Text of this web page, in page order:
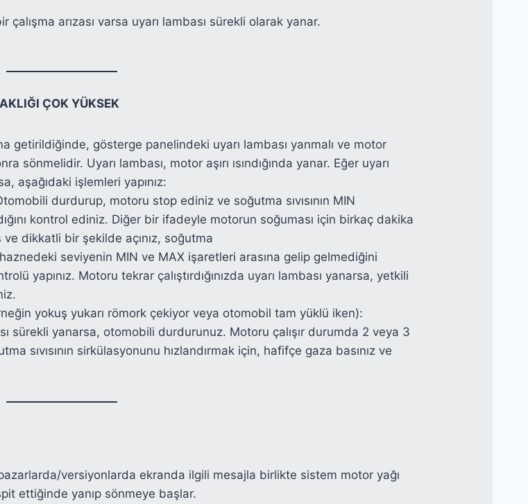
çalışma arızası varsa uyarı lambası sürekli olarak yanar.
ÇOK YÜKSEK
getirildiğinde, gösterge panelindeki uyarı lambası yanmalı ve motor
sönmelidir. Uyarı lambası, motor aşırı ısındığında yanar. Eğer uyarı
aşağıdaki işlemleri yapınız:
durdurup, motoru stop ediniz ve soğutma sıvısının MIN
kontrol ediniz. Diğer bir ifadeyle motorun soğuması için birkaç dakika
dikkatli bir şekilde açınız, soğutma
haznedeki seviyenin MIN ve MAX işaretleri arasına gelip gelmediğini
yapınız. Motoru tekrar çalıştırdığınızda uyarı lambası yanarsa, yetkili
yokuş yukarı römork çekiyor veya otomobil tam yüklü iken):
sürekli yanarsa, otomobili durdurunuz. Motoru çalışır durumda 2 veya 3
sıvısının sirkülasyonunu hızlandırmak için, hafifçe gaza basınız ve
versiyonlarda ekranda ilgili mesajla birlikte sistem motor yağı
ettiğinde yanıp sönmeye başlar.